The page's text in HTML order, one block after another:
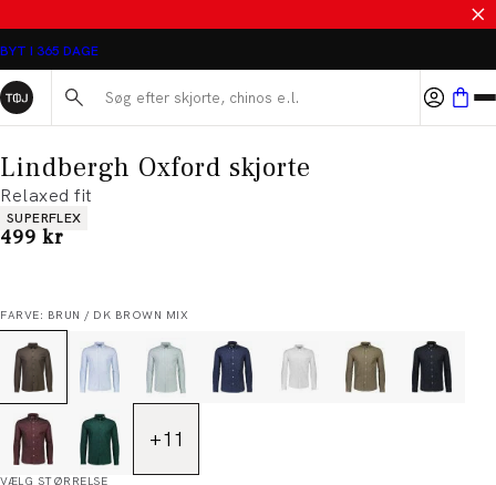
BYT I 365 DAGE
Søg her...
Lindbergh Oxford skjorte
Relaxed fit
Produkt egenskaber
SUPERFLEX
I alt (inkl. rabat)
499 kr
FARVE: BRUN / DK BROWN MIX
+11
VÆLG STØRRELSE